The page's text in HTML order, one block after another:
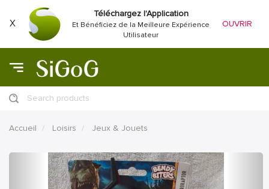
X
Téléchargez l'Application
Et Bénéficiez de la Meilleure Expérience
Utilisateur
OUVRIR
Search products
Accueil Loisirs Jeux & Jouets
précédent